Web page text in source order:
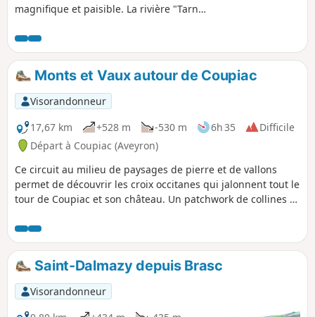
magnifique et paisible. La rivière "Tarn"
chemins bordés de petits murets de
pierres sèches qui reliaient autrefois les
deux villages sont remplis d'histoire .
Monts et Vaux autour de Coupiac
Visorandonneur
17,67 km
+528 m -530 m 6h 35
Difficile
Départ à Coupiac (Aveyron)
Ce circuit au milieu de paysages de pierre et de vallons
permet de découvrir les croix occitanes qui jalonnent tout le
tour de Coupiac et son château. Un patchwork de collines et
Saint-Dalmazy depuis Brasc
Visorandonneur